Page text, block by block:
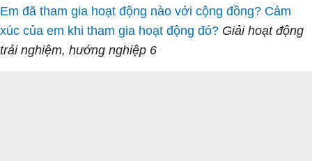
Em đã tham gia hoạt động nào với cộng đồng? Cảm
xúc của em khi tham gia hoạt động đó? Giải hoạt động
trải nghiệm, hướng nghiệp 6